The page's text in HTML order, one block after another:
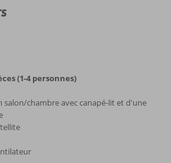
(1-4 personnes)
salon/chambre avec canapé-lit et d'une